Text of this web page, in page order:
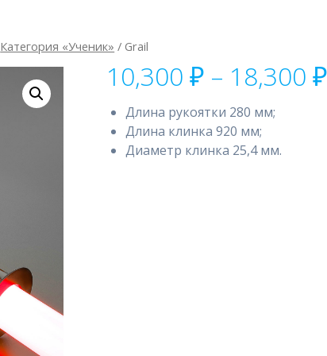
Категория «Ученик» / Grail
10,300 ₽ – 18,300 ₽
Длина рукоятки 280 мм;
Длина клинка 920 мм;
Диаметр клинка 25,4 мм.